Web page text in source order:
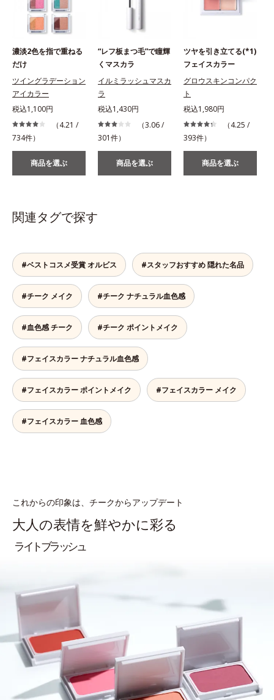
濃淡2色を指で重ねる
だけ
ツイングラデーション
アイカラー
税込1,100円
（4.21 /
734件）
商品を選ぶ
“レフ板まつ毛”で瞳輝
くマスカラ
イルミラッシュマスカ
ラ
税込1,430円
（3.06 /
301件）
商品を選ぶ
ツヤを引き立てる(*1)
フェイスカラー
グロウスキンコンパク
ト
税込1,980円
（4.25 /
393件）
商品を選ぶ
関連タグで探す
#ベストコスメ受賞 オルビス #スタッフおすすめ 隠れた名品
#チーク メイク #チーク ナチュラル血色感
#血色感 チーク #チーク ポイントメイク
#フェイスカラー ナチュラル血色感
#フェイスカラー ポイントメイク #フェイスカラー メイク
#フェイスカラー 血色感
これからの印象は、チークからアップデート
大人の表情を鮮やかに彩る
ライトブラッシュ